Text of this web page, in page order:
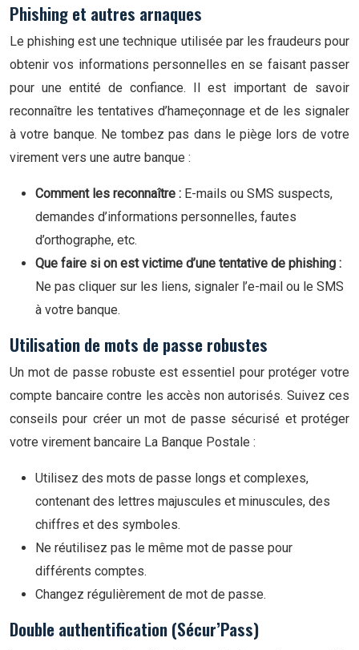
Phishing et autres arnaques
Le phishing est une technique utilisée par les fraudeurs pour
obtenir vos informations personnelles en se faisant passer
pour une entité de confiance. Il est important de savoir
reconnaître les tentatives d’hameçonnage et de les signaler
à votre banque. Ne tombez pas dans le piège lors de votre
virement vers une autre banque :
Comment les reconnaître : E-mails ou SMS suspects,
demandes d’informations personnelles, fautes
d’orthographe, etc.
Que faire si on est victime d’une tentative de phishing :
Ne pas cliquer sur les liens, signaler l’e-mail ou le SMS
à votre banque.
Utilisation de mots de passe robustes
Un mot de passe robuste est essentiel pour protéger votre
compte bancaire contre les accès non autorisés. Suivez ces
conseils pour créer un mot de passe sécurisé et protéger
votre virement bancaire La Banque Postale :
Utilisez des mots de passe longs et complexes,
contenant des lettres majuscules et minuscules, des
chiffres et des symboles.
Ne réutilisez pas le même mot de passe pour
différents comptes.
Changez régulièrement de mot de passe.
Double authentification (Sécur’Pass)